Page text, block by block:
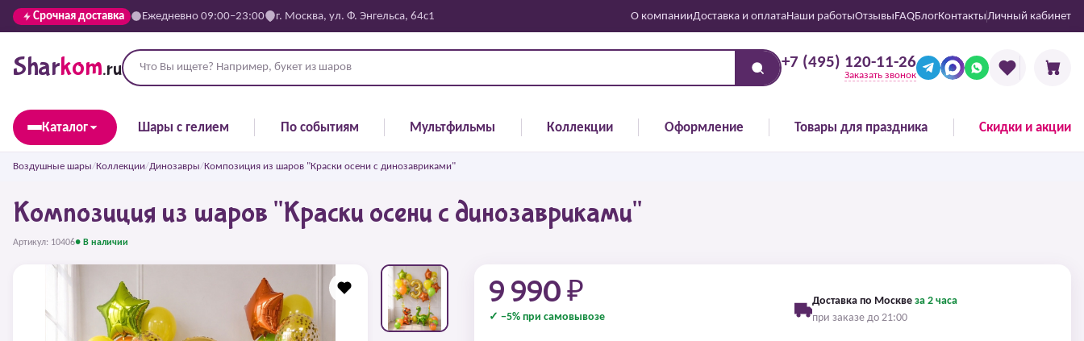
Срочная доставка Ежедневно 09:00–23:00 г. Москва, ул. Ф. Энгельса, 64с1 О компанииДоставка и оплатаНаши работыОтзывыFAQБлогКонтактыЛичный кабинет
Sharkom.ru +7 (495) 120-11-26
Заказать звонок
Каталог Шары с гелием По событиям Мультфильмы Коллекции Оформление Товары для праздника Скидки и акции
Воздушные шары/Коллекции/Динозавры/Композиция из шаров "Краски осени с динозавриками"
Композиция из шаров "Краски осени с динозавриками"
Артикул: 10406● В наличии
9 990 ₽
✓ −5% при самовывозе
Доставка по Москве за 2 часа
при заказе до 21:00